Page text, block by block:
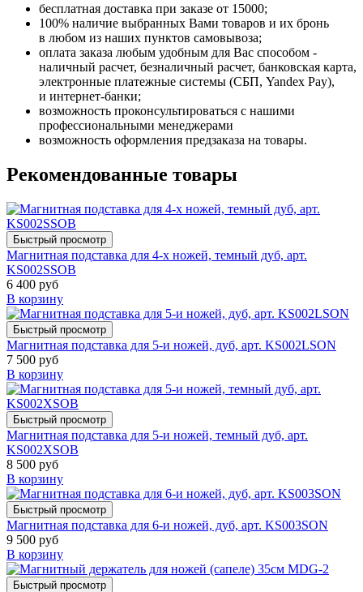
бесплатная доставка при заказе от 15000;
100% наличие выбранных Вами товаров и их бронь
в любом из наших пунктов самовывоза;
оплата заказа любым удобным для Вас способом -
наличный расчет, безналичный расчет, банковская карта,
электронные платежные системы (СБП, Yandex Pay),
и интернет-банки;
возможность проконсультироваться с нашими
профессиональными менеджерами
возможность оформления предзаказа на товары.
Рекомендованные товары
Быстрый просмотр
Магнитная подставка для 4-х ножей, темный дуб, арт.
KS002SSOB
6 400 руб
В корзину
Быстрый просмотр
Магнитная подставка для 5-и ножей, дуб, арт. KS002LSON
7 500 руб
В корзину
Быстрый просмотр
Магнитная подставка для 5-и ножей, темный дуб, арт.
KS002XSOB
8 500 руб
В корзину
Быстрый просмотр
Магнитная подставка для 6-и ножей, дуб, арт. KS003SON
9 500 руб
В корзину
Быстрый просмотр